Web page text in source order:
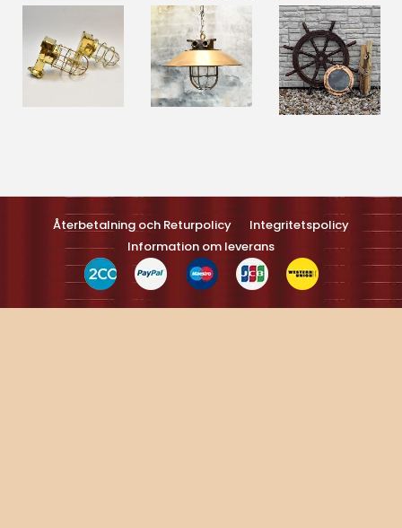
Återbetalning och Returpolicy
Integritetspolicy
Information om leverans
Turns on site high speed to be attractive feller people and search
engines.